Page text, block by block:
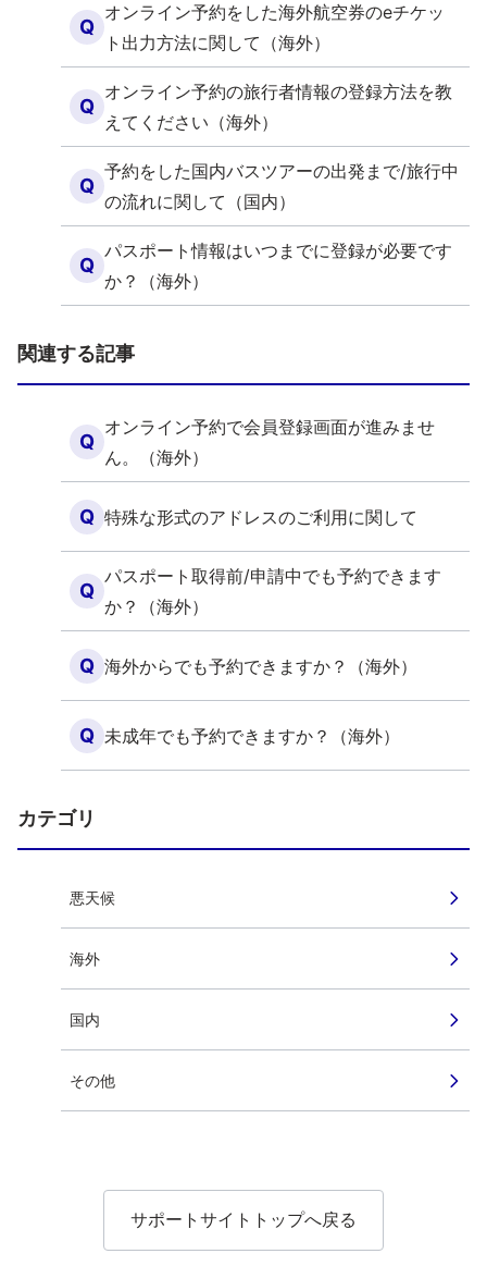
Q
オンライン予約をした海外航空券のeチケッ
ト出力方法に関して（海外）
Q
オンライン予約の旅行者情報の登録方法を教
えてください（海外）
Q
予約をした国内バスツアーの出発まで/旅行中
の流れに関して（国内）
Q
パスポート情報はいつまでに登録が必要です
か？（海外）
関連する記事
Q
オンライン予約で会員登録画面が進みませ
ん。（海外）
Q 特殊な形式のアドレスのご利用に関して
Q
パスポート取得前/申請中でも予約できます
か？（海外）
Q 海外からでも予約できますか？（海外）
Q 未成年でも予約できますか？（海外）
カテゴリ
悪天候
海外
国内
その他
サポートサイトトップへ戻る